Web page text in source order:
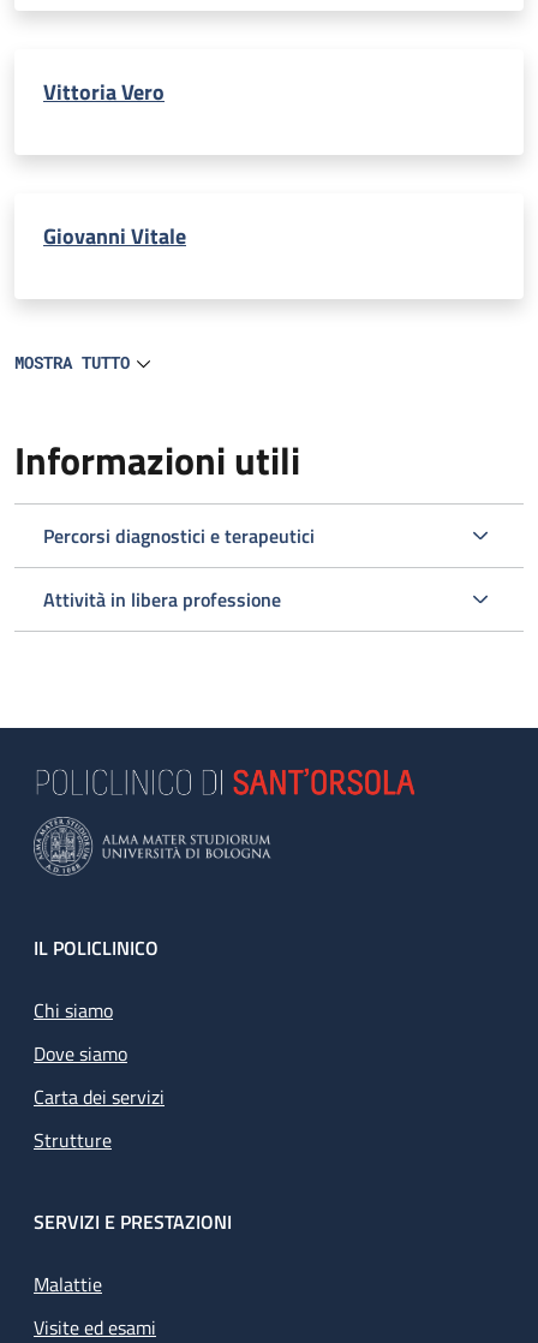
Vittoria Vero
Giovanni Vitale
MOSTRA TUTTO
Informazioni utili
Percorsi diagnostici e terapeutici
Attività in libera professione
Footer
IL POLICLINICO
Chi siamo
Dove siamo
Carta dei servizi
Strutture
SERVIZI E PRESTAZIONI
Malattie
Visite ed esami